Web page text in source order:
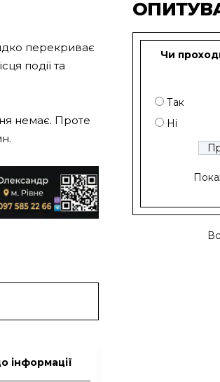
перекриває
події та
немає. Проте
інформації
Чи
Так
Ні